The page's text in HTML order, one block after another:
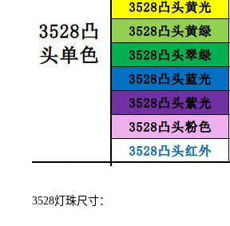
3528灯珠尺寸：